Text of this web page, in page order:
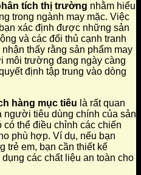
tích thị trường nhằm hiểu
trong ngành may mặc. Việc
xác định được những sản
và các đối thủ cạnh tranh
thấy rằng sản phẩm may
môi trường đang ngày càng
định tập trung vào dòng
hàng mục tiêu là rất quan
người tiêu dùng chính của sản
có thể điều chỉnh các chiến
phù hợp. Ví dụ, nếu bạn
trẻ em, bạn cần thiết kế
các chất liệu an toàn cho